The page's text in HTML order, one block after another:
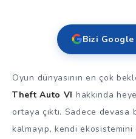
Bizi
Oyun dünyasının en çok
Theft Auto VI hakkında
ortaya çıktı. Sadece devasa
kalmayıp, kendi